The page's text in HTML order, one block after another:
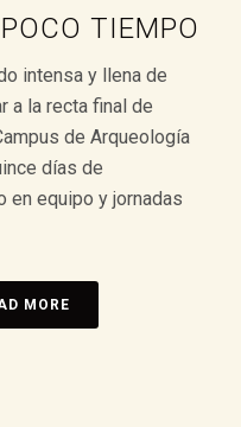
TIEMPO
intensa y llena de
a la recta final de
de Arqueología
días de
en equipo y jornadas
MORE